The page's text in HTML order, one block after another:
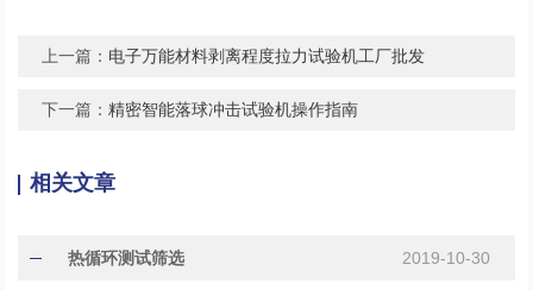
上一篇： 电子万能材料剥离程度拉力试验机工厂批发
下一篇：精密智能落球冲击试验机操作指南
相关文章
热循环测试筛选 2019-10-30